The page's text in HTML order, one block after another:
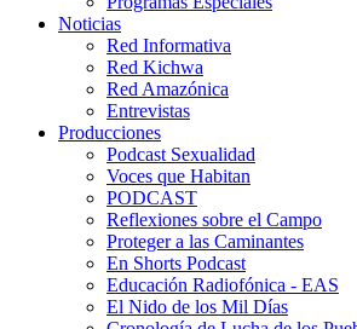
Noticias
Red Informativa
Red Kichwa
Red Amazónica
Entrevistas
Producciones
Podcast Sexualidad
Voces que Habitan
PODCAST
Reflexiones sobre el Campo
Proteger a las Caminantes
En Shorts Podcast
Educación Radiofónica - EAS
El Nido de los Mil Días